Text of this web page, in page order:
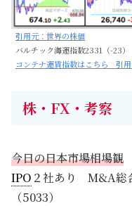
引用元：世界の株価
バルチック海運指数2331（-23）
コンテナ運賃指数はこちら 引
株・FX・考察
今日の日本市場相場観
IPO ２社あり M&A総
（5033）